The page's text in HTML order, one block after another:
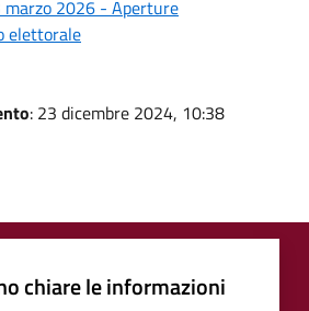
2026 - Aperture
elettorale
: 23 dicembre 2024, 10:38
chiare le informazioni